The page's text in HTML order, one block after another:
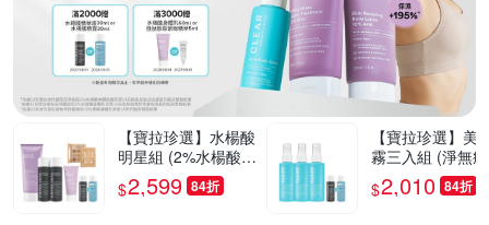
【寶拉珍選】水楊酸
明星組 (2%水楊酸精
華液118ml x2 + 2%
水楊酸身體乳210ml)
$2,599 84折
【寶拉珍選】美
霧三入組 (淨無
水楊酸美體噴露
ml x3)
$2,010 84折